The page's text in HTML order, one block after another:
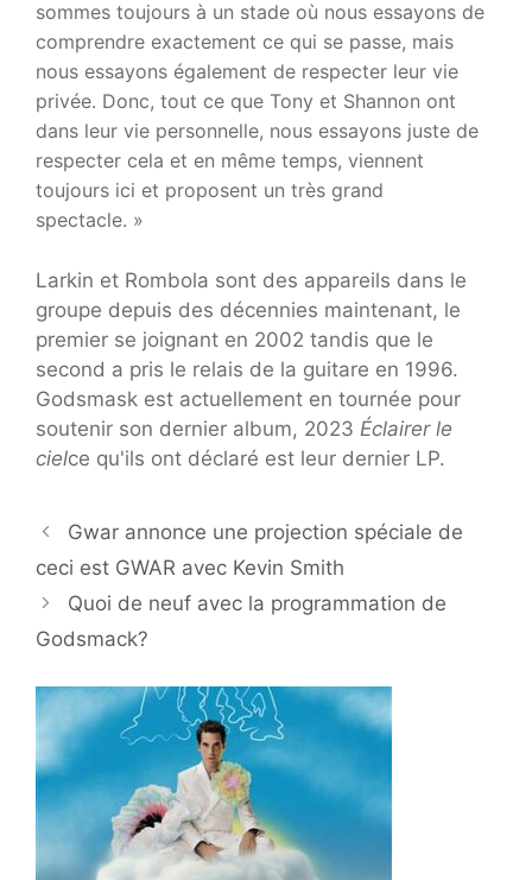
sommes toujours à un stade où nous essayons de
comprendre exactement ce qui se passe, mais
nous essayons également de respecter leur vie
privée. Donc, tout ce que Tony et Shannon ont
dans leur vie personnelle, nous essayons juste de
respecter cela et en même temps, viennent
toujours ici et proposent un très grand
spectacle. »
Larkin et Rombola sont des appareils dans le
groupe depuis des décennies maintenant, le
premier se joignant en 2002 tandis que le
second a pris le relais de la guitare en 1996.
Godsmask est actuellement en tournée pour
soutenir son dernier album, 2023 Éclairer le
cielce qu'ils ont déclaré est leur dernier LP.
Gwar annonce une projection spéciale de
ceci est GWAR avec Kevin Smith
Quoi de neuf avec la programmation de
Godsmack?